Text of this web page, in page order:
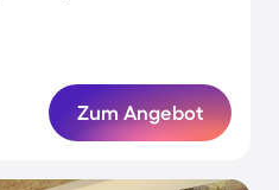
Zum Angebot